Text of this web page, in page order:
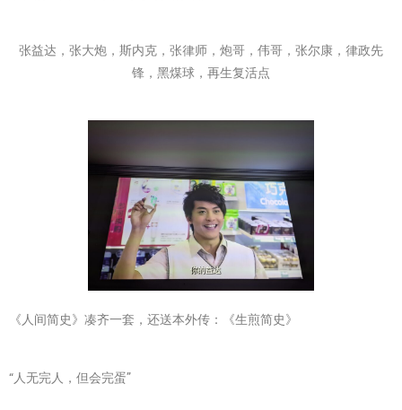
张益达，张⼤炮，斯内克，张律师，炮哥，伟哥，张尔康，律政先
锋，⿊煤球，再⽣复活点
《人间简史》凑齐一套，还送本外传：《生煎简史》
“人无完人，但会完蛋”